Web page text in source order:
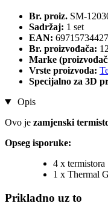
Br. proiz. SM-
Sadržaj: 1 set
EAN:
Br. proizvođača:
Marke
Vrste proizvoda:
Specijalno za 3D
Opis
Ovo je zamjenski
Opseg isporuke:
4 x termistora
1 x Thermal
Prikladno uz to